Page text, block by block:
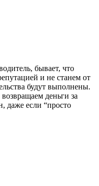
бывает, что
и не станем от
будут выполнены.
деньги за
даже если “просто